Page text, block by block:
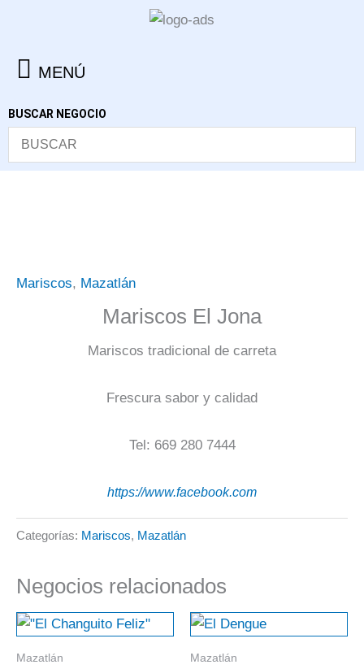
contenido
MENÚ
BUSCAR NEGOCIO
Mariscos, Mazatlán
Mariscos El Jona
Mariscos tradicional de carreta
Frescura sabor y calidad
Tel: 669 280 7444
https://www.facebook.com
Categorías: Mariscos, Mazatlán
Negocios relacionados
Mazatlán Mazatlán